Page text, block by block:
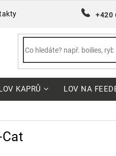
+420
KAPRŮ LOV NA